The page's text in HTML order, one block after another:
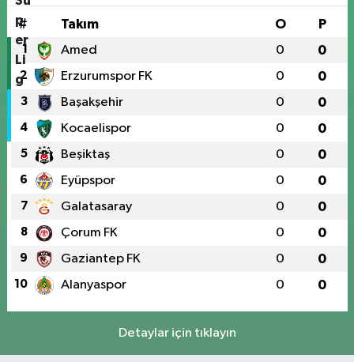
# Takım O P
1 Amed 0 0
2 Erzurumspor FK 0 0
3 Başakşehir 0 0
4 Kocaelispor 0 0
5 Beşiktaş 0 0
6 Eyüpspor 0 0
7 Galatasaray 0 0
8 Çorum FK 0 0
9 Gaziantep FK 0 0
10 Alanyaspor 0 0
Detaylar için tıklayın